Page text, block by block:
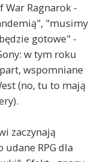
War Ragnarok -
"musimy
gotowe" -
w tym roku
wspomniane
(no, tu to mają
zaczynają
RPG dla